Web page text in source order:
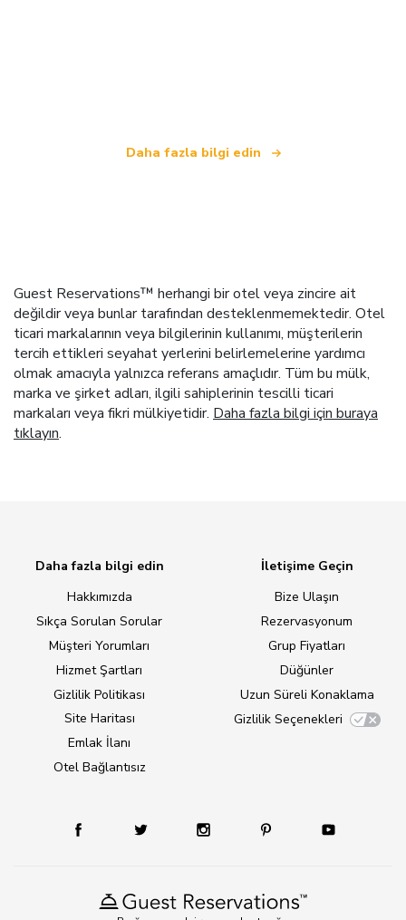
Daha fazla bilgi edin
Guest Reservations™ herhangi bir otel veya zincire ait
değildir veya bunlar tarafından desteklenmemektedir. Otel
ticari markalarının veya bilgilerinin kullanımı, müşterilerin
tercih ettikleri seyahat yerlerini belirlemelerine yardımcı
olmak amacıyla yalnızca referans amaçlıdır. Tüm bu mülk,
marka ve şirket adları, ilgili sahiplerinin tescilli ticari
markaları veya fikri mülkiyetidir. Daha fazla bilgi için buraya
tıklayın.
Daha fazla bilgi edin
Hakkımızda
Sıkça Sorulan Sorular
Müşteri Yorumları
Hizmet Şartları
Gizlilik Politikası
Site Haritası
Emlak İlanı
Otel Bağlantısız
İletişime Geçin
Bize Ulaşın
Rezervasyonum
Grup Fiyatları
Düğünler
Uzun Süreli Konaklama
Gizlilik Seçenekleri